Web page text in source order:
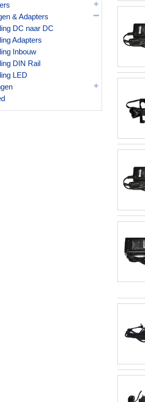
& Adapters
DC naar DC
Adapters
Inbouw
DIN Rail
LED